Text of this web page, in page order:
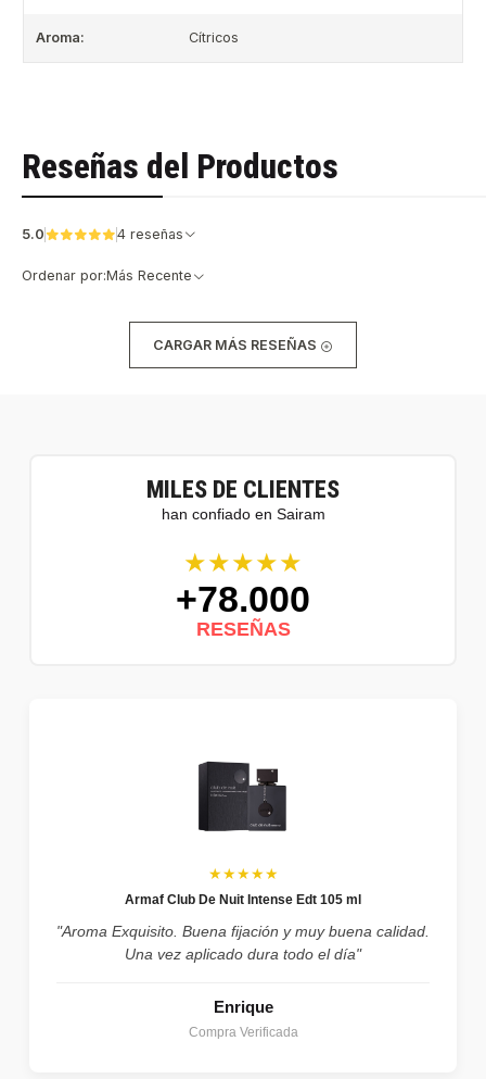
Aroma: Cítricos
Reseñas del Productos
5.0 4 reseñas
Ordenar por:Más Recente
CARGAR MÁS RESEÑAS
MILES DE CLIENTES
han confiado en Sairam
★★★★★
+78.000
RESEÑAS
★★★★★
Armaf Club De Nuit Intense Edt 105 ml
"Aroma Exquisito. Buena fijación y muy buena calidad.
Una vez aplicado dura todo el día"
Enrique
Compra Verificada